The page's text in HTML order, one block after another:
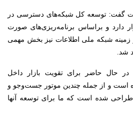
گفت: توسعه کل شبکه‌های دسترسی در
دارد و براساس برنامه‌ریزی‌های صورت
شبکه‌ ملی اطلاعات نیز بخش مهمی
شد.
در حال حاضر برای تقویت بازار داخل
است و از جمله چندین موتور جست‌وجو و
شده‌ است که ما برای توسعه آنها